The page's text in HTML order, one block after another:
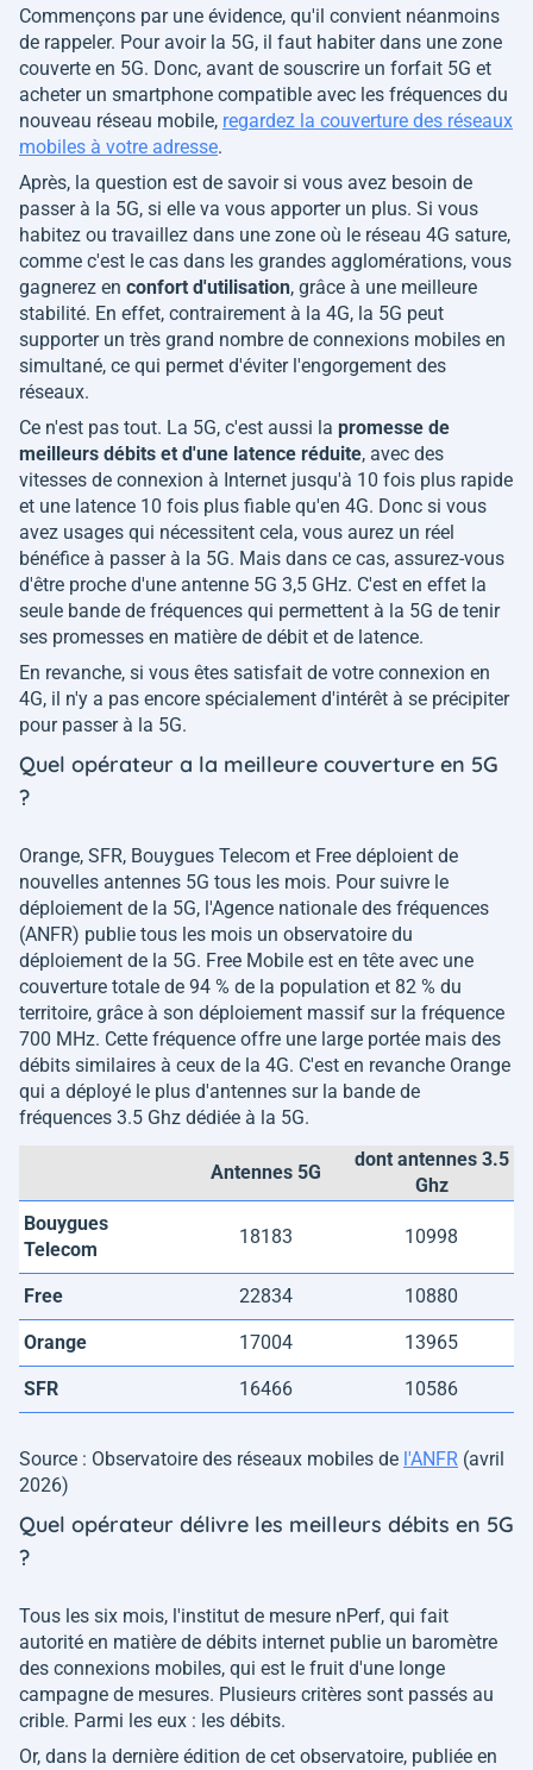
Commençons par une évidence, qu'il convient néanmoins
de rappeler. Pour avoir la 5G, il faut habiter dans une zone
couverte en 5G. Donc, avant de souscrire un forfait 5G et
acheter un smartphone compatible avec les fréquences du
nouveau réseau mobile, regardez la couverture des réseaux
mobiles à votre adresse.
Après, la question est de savoir si vous avez besoin de
passer à la 5G, si elle va vous apporter un plus. Si vous
habitez ou travaillez dans une zone où le réseau 4G sature,
comme c'est le cas dans les grandes agglomérations, vous
gagnerez en confort d'utilisation, grâce à une meilleure
stabilité. En effet, contrairement à la 4G, la 5G peut
supporter un très grand nombre de connexions mobiles en
simultané, ce qui permet d'éviter l'engorgement des
réseaux.
Ce n'est pas tout. La 5G, c'est aussi la promesse de
meilleurs débits et d'une latence réduite, avec des
vitesses de connexion à Internet jusqu'à 10 fois plus rapide
et une latence 10 fois plus fiable qu'en 4G. Donc si vous
avez usages qui nécessitent cela, vous aurez un réel
bénéfice à passer à la 5G. Mais dans ce cas, assurez-vous
d'être proche d'une antenne 5G 3,5 GHz. C'est en effet la
seule bande de fréquences qui permettent à la 5G de tenir
ses promesses en matière de débit et de latence.
En revanche, si vous êtes satisfait de votre connexion en
4G, il n'y a pas encore spécialement d'intérêt à se précipiter
pour passer à la 5G.
Quel opérateur a la meilleure couverture en 5G
?
Orange, SFR, Bouygues Telecom et Free déploient de
nouvelles antennes 5G tous les mois. Pour suivre le
déploiement de la 5G, l'Agence nationale des fréquences
(ANFR) publie tous les mois un observatoire du
déploiement de la 5G. Free Mobile est en tête avec une
couverture totale de 94 % de la population et 82 % du
territoire, grâce à son déploiement massif sur la fréquence
700 MHz. Cette fréquence offre une large portée mais des
débits similaires à ceux de la 4G. C'est en revanche Orange
qui a déployé le plus d'antennes sur la bande de
fréquences 3.5 Ghz dédiée à la 5G.
Antennes 5G
dont antennes 3.5
Ghz
Bouygues
Telecom
18183 10998
Free 22834 10880
Orange 17004 13965
SFR 16466 10586
Source : Observatoire des réseaux mobiles de l'ANFR (avril
2026)
Quel opérateur délivre les meilleurs débits en 5G
?
Tous les six mois, l'institut de mesure nPerf, qui fait
autorité en matière de débits internet publie un baromètre
des connexions mobiles, qui est le fruit d'une longe
campagne de mesures. Plusieurs critères sont passés au
crible. Parmi les eux : les débits.
Or, dans la dernière édition de cet observatoire, publiée en